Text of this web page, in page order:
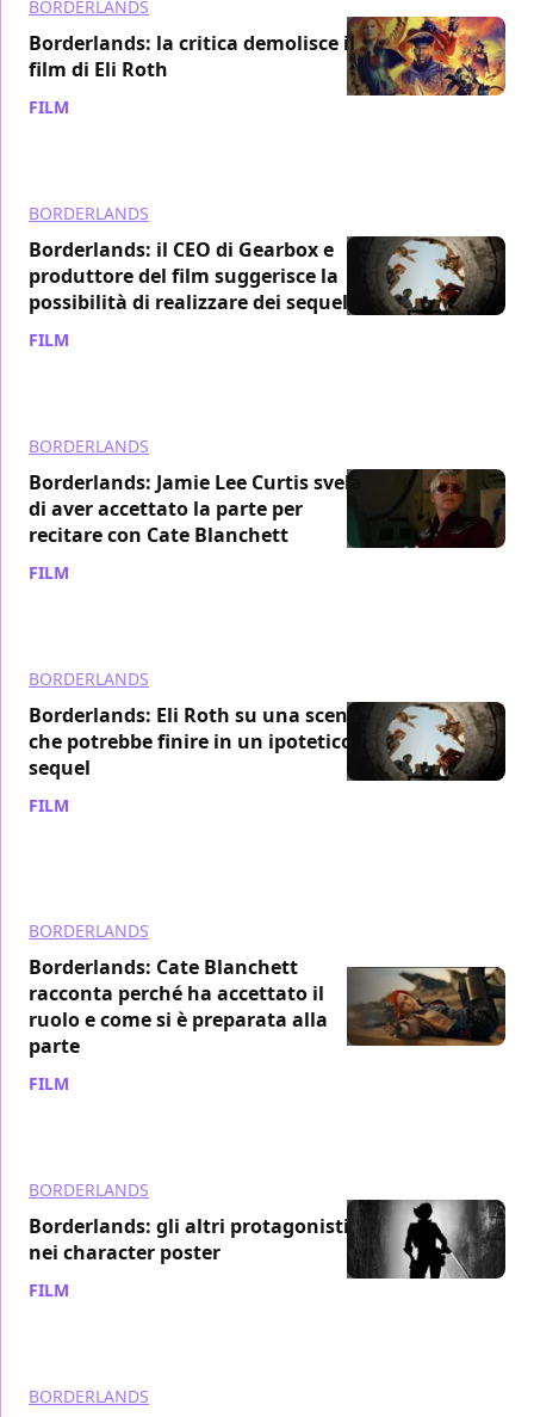
BORDERLANDS
Borderlands: la critica demolisce il
film di Eli Roth
FILM
BORDERLANDS
Borderlands: il CEO di Gearbox e
produttore del film suggerisce la
possibilità di realizzare dei sequel
FILM
BORDERLANDS
Borderlands: Jamie Lee Curtis svela
di aver accettato la parte per
recitare con Cate Blanchett
FILM
BORDERLANDS
Borderlands: Eli Roth su una scena
che potrebbe finire in un ipotetico
sequel
FILM
BORDERLANDS
Borderlands: Cate Blanchett
racconta perché ha accettato il
ruolo e come si è preparata alla
parte
FILM
BORDERLANDS
Borderlands: gli altri protagonisti
nei character poster
FILM
BORDERLANDS